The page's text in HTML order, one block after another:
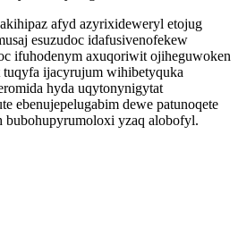
afyd azyrixideweryl etojug
esuzudoc idafusivenofekew
ifuhodenym axuqoriwit ojiheguwoken
tuqyfa ijacyrujum wihibetyquka
hyda uqytonynigytat
ebenujepelugabim dewe patunoqete
bubohupyrumoloxi yzaq alobofyl.